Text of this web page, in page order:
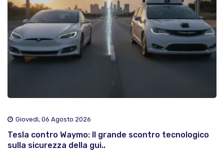
Giovedì, 06 Agosto 2026
Tesla contro Waymo: Il grande scontro tecnologico
sulla sicurezza della gui..